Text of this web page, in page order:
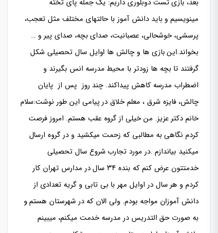
مینویسیم و باید دانش آموز با حالتهای مختلف مثل تعجب،
پرسشی، خوشحالی، عصبانیت، صدای بچه، صدای پیر و …
بخواند.این بازی ها و چالش ها اوایل سال تحصیلی شکل
گرفتند تا بچه ها زودتر با محیط مدرسه انس بگیرند و
اضطراب مدرسه کاهش پیداکند. چند روز پس از پایان
چالش، فایزه شرق ، معلم خلاق در پیامی این طور نوشت:سلام
خانم دکتر عزیز. من خیلی از گروه عقب هستم. امروز فرصت
کردم نگاهی به مطالبی که زحمت می­کشید و در گروه ارسال
می­کنید بیاندازم .در مورد تجارب شروع سال تحصیلی
خدمتتون عرض کنم که بنده ۳۴ سال در مدارس تهران کار
کردم و هر سال در اوایل مهر با بی تابی و گریه تعدادی از
دانش آموزان مواجه بودم. ولی الان که در شهرستان هستم و
به صورت حق التدریس در مدرسه خدمت میکنم، می­بینم